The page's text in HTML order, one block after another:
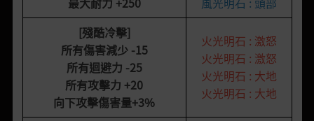
[殘酷冷擊]
所有傷害減少-15
所有迴避力 -25
所有攻擊力 +20
向下攻擊傷害量+3%
火光明石 : 激怒
火光明石 : 激怒
火光明石 : 大地
火光明石 : 大地